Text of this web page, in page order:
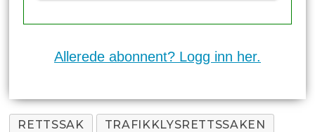
Allerede abonnent? Logg inn her.
RETTSSAK
TRAFIKKLYSRETTSSAKEN